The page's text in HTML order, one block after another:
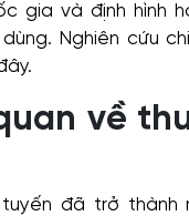
gia và định hình
Nghiên cứu
về
tuyến đã trở thành